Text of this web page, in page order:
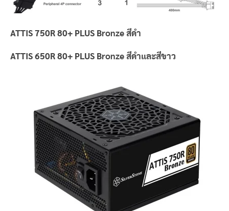
ATTIS 750R 80+ PLUS Bronze สีดำ
ATTIS 650R 80+ PLUS Bronze สีดำและสีขาว